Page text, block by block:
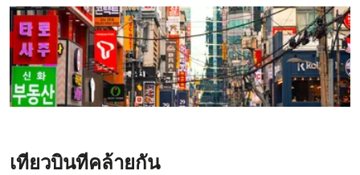
เที่ยวบินที่คล้ายกัน